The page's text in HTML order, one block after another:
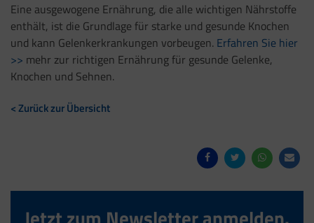
Eine ausgewogene Ernährung, die alle wichtigen Nährstoffe
enthält, ist die Grundlage für starke und gesunde Knochen
und kann Gelenkerkrankungen vorbeugen. Erfahren Sie hier
>> mehr zur richtigen Ernährung für gesunde Gelenke,
Knochen und Sehnen.
< Zurück zur Übersicht